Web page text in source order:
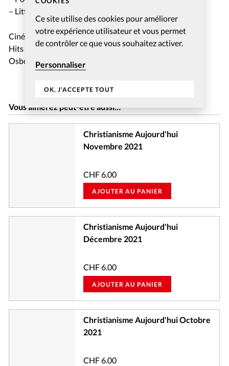
Ce site utilise des cookies pour améliorer
votre expérience utilisateur et vous permet
de contrôler ce que vous souhaitez activer.
Personnaliser
OK, J'ACCEPTE TOUT
– Littérature: La foi de Dostoïevski à travers ses œuvres
Cinéma: Notre sélection
Hits historiques: (What if God Was) One of Us de Joan
Osborne
Vous aimerez peut-être aussi…
Christianisme Aujourd'hui
Novembre 2021
CHF6.00
AJOUTER AU PANIER
Christianisme Aujourd'hui
Décembre 2021
CHF6.00
AJOUTER AU PANIER
Christianisme Aujourd'hui Octobre
2021
CHF6.00